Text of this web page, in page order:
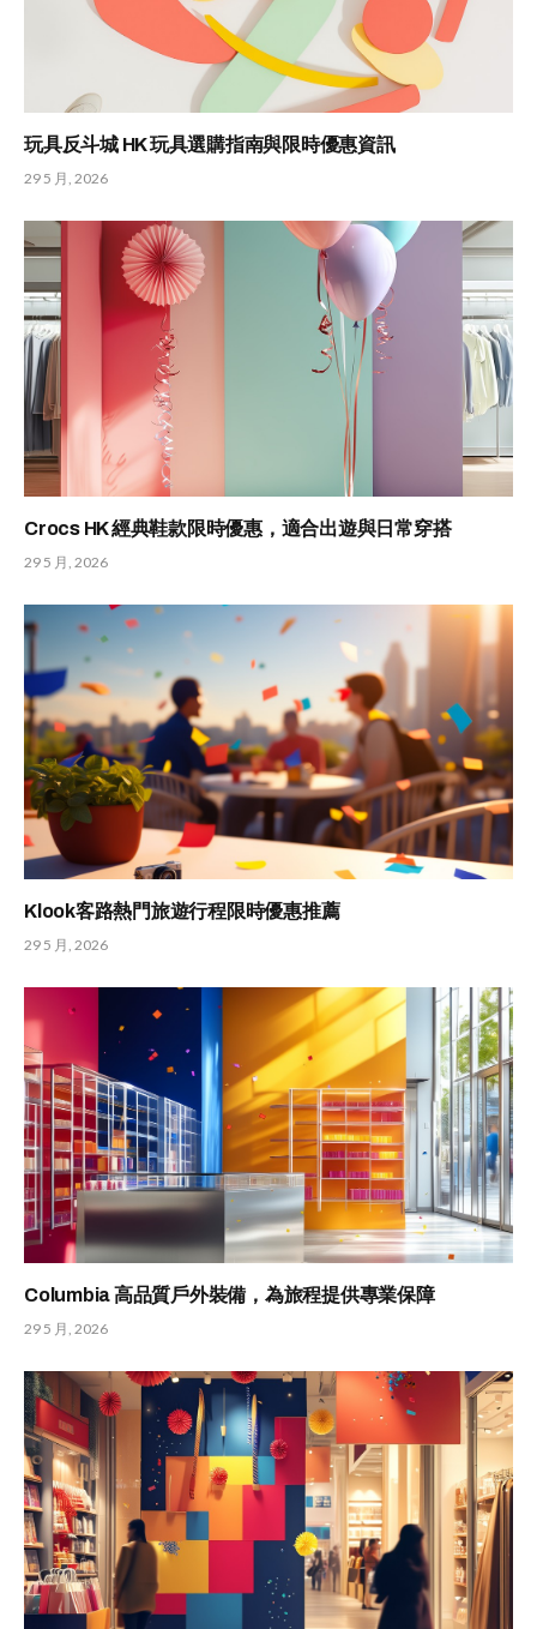
玩具反斗城 HK 玩具選購指南與限時優惠資訊
29 5 月, 2026
Crocs HK 經典鞋款限時優惠，適合出遊與日常穿搭
29 5 月, 2026
Klook客路熱門旅遊行程限時優惠推薦
29 5 月, 2026
Columbia 高品質戶外裝備，為旅程提供專業保障
29 5 月, 2026